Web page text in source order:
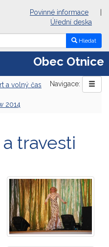
Povinné informace
Úřední deska
Hledat
Obec Otnice
Navigace:
a volný čas
2014
travesti